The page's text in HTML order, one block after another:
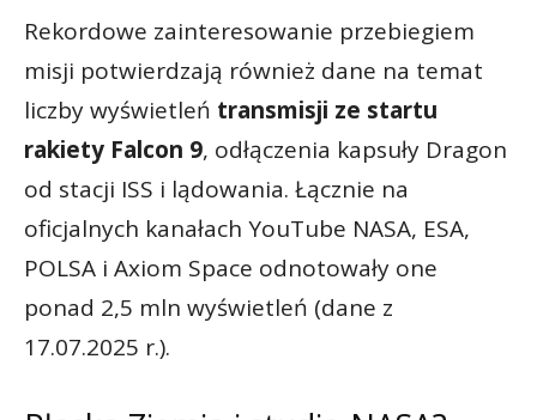
Rekordowe zainteresowanie przebiegiem
misji potwierdzają również dane na temat
liczby wyświetleń transmisji ze startu
rakiety Falcon 9, odłączenia kapsuły Dragon
od stacji ISS i lądowania. Łącznie na
oficjalnych kanałach YouTube NASA, ESA,
POLSA i Axiom Space odnotowały one
ponad 2,5 mln wyświetleń (dane z
17.07.2025 r.).